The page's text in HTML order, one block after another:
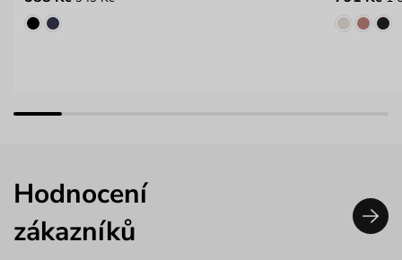
Hodnocení
zákazníků